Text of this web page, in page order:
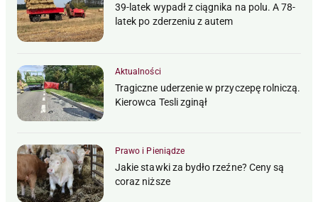
39-latek wypadł z ciągnika na polu. A 78-
latek po zderzeniu z autem
Aktualności
Tragiczne uderzenie w przyczepę rolniczą.
Kierowca Tesli zginął
Prawo i Pieniądze
Jakie stawki za bydło rzeźne? Ceny są
coraz niższe